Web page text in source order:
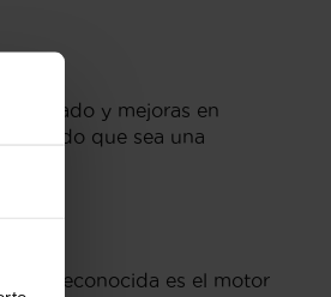
y mejoras en
que sea una
más reconocida es el motor